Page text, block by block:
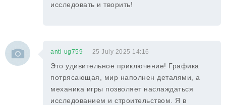
исследовать и творить!
anti-ug759 25 July 2025 14:16
Это удивительное приключение! Графика
потрясающая, мир наполнен деталями, а
механика игры позволяет наслаждаться
исследованием и строительством. Я в